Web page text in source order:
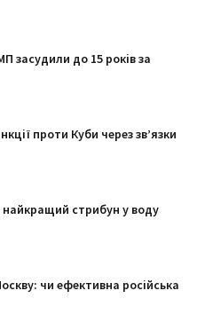
засудили до 15 років за
проти Куби через зв’язки
стрибун у воду
чи ефективна російська